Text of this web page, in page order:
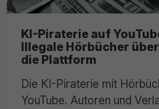
KI-Piraterie auf
Illegale Hörbücher
die Plattform
Die KI-Piraterie mit
YouTube. Autoren und